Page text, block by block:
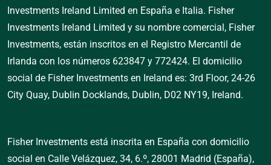
Investments Ireland Limited en España e Italia. Fisher
Investments Ireland Limited y su nombre comercial, Fisher
Investments, están inscritos en el Registro Mercantil de
Irlanda con los números 623847 y 772424. El domicilio
social de Fisher Investments en Ireland es: 3rd Floor, 24-26
City Quay, Dublin Docklands, Dublin, D02 NY19, Ireland.
Fisher Investments está inscrita en España con domicilio
social en Calle Velázquez, 34, 6.º, 28001 Madrid (España),